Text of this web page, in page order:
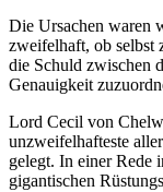
Die Ursachen waren
zweifelhaft, ob selbst
die Schuld zwischen
Genauigkeit
Lord Cecil von
unzweifelhafteste
gelegt. In einer Rede
gigantischen